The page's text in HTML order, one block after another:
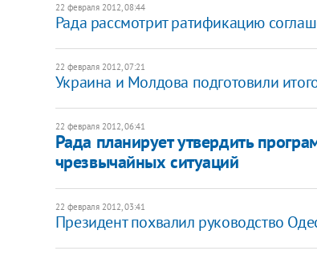
22 февраля 2012, 08:44
Рада рассмотрит ратификацию
22 февраля 2012, 07:21
Украина и Молдова подготовили
22 февраля 2012, 06:41
Рада планирует утвердить
чрезвычайных ситуаций
22 февраля 2012, 03:41
Президент похвалил руководство